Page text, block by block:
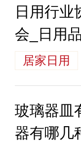
日用行业
会_日用
居家日用
玻璃器皿
器有哪几